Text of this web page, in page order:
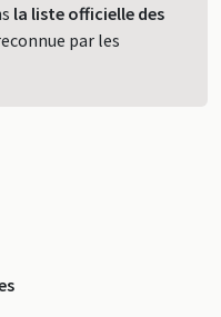
la liste officielle des
par les